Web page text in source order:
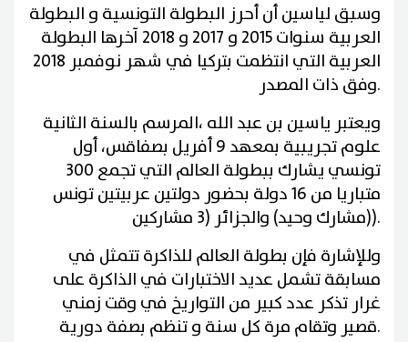
وسبق لياسين أن أحرز البطولة التونسية و البطولة
العربية سنوات 2015 و 2017 و 2018 آخرها البطولة
العربية التي انتظمت بتركيا في شهر نوفمبر 2018
وفق ذات المصدر.
ويعتبر ياسين بن عبد الله ،المرسم بالسنة الثانية
علوم تجريبية بمعهد 9 أفريل بصفاقس، أول
تونسي يشارك ببطولة العالم التي تجمع 300
متباريا من 16 دولة بحضور دولتين عربيتين تونس
(مشارك وحيد) والجزائر (3 مشاركين).
وللإشارة فإن بطولة العالم للذاكرة تتمثل في
مسابقة تشمل عديد الاختبارات في الذاكرة على
غرار تذكر عدد كبير من التواريخ في وقت زمني
قصير وتقام مرة كل سنة و تنظم بصفة دورية.